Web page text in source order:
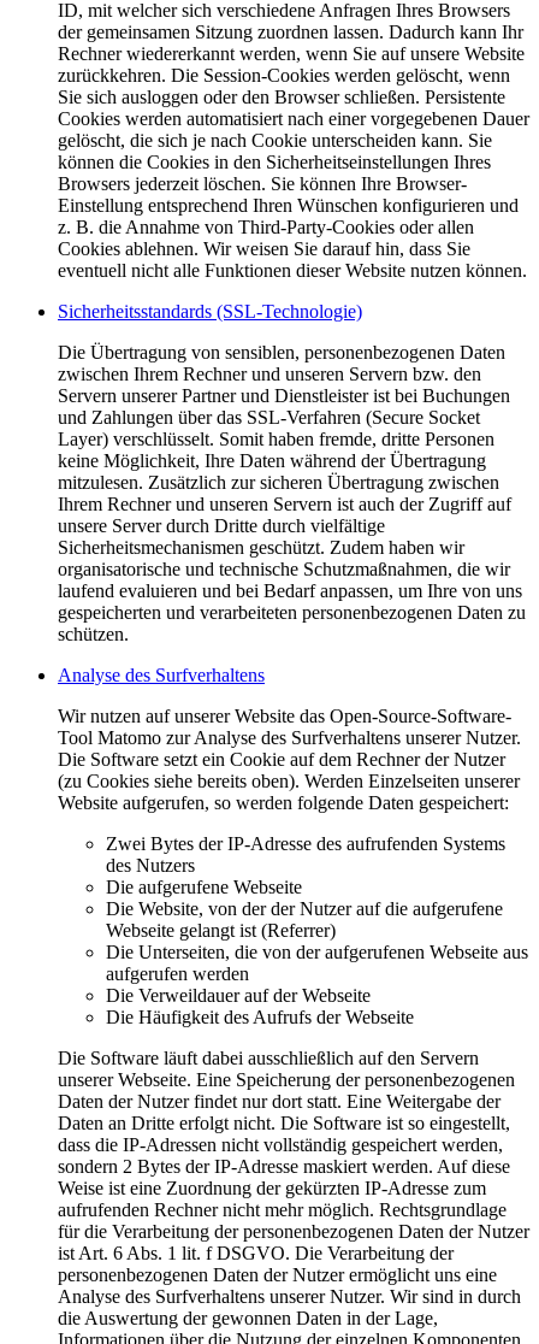
ID, mit welcher sich verschiedene Anfragen Ihres Browsers
der gemeinsamen Sitzung zuordnen lassen. Dadurch kann Ihr
Rechner wiedererkannt werden, wenn Sie auf unsere Website
zurückkehren. Die Session-Cookies werden gelöscht, wenn
Sie sich ausloggen oder den Browser schließen. Persistente
Cookies werden automatisiert nach einer vorgegebenen Dauer
gelöscht, die sich je nach Cookie unterscheiden kann. Sie
können die Cookies in den Sicherheitseinstellungen Ihres
Browsers jederzeit löschen. Sie können Ihre Browser-
Einstellung entsprechend Ihren Wünschen konfigurieren und
z. B. die Annahme von Third-Party-Cookies oder allen
Cookies ablehnen. Wir weisen Sie darauf hin, dass Sie
eventuell nicht alle Funktionen dieser Website nutzen können.
Sicherheitsstandards (SSL-Technologie)
Die Übertragung von sensiblen, personenbezogenen Daten
zwischen Ihrem Rechner und unseren Servern bzw. den
Servern unserer Partner und Dienstleister ist bei Buchungen
und Zahlungen über das SSL-Verfahren (Secure Socket
Layer) verschlüsselt. Somit haben fremde, dritte Personen
keine Möglichkeit, Ihre Daten während der Übertragung
mitzulesen. Zusätzlich zur sicheren Übertragung zwischen
Ihrem Rechner und unseren Servern ist auch der Zugriff auf
unsere Server durch Dritte durch vielfältige
Sicherheitsmechanismen geschützt. Zudem haben wir
organisatorische und technische Schutzmaßnahmen, die wir
laufend evaluieren und bei Bedarf anpassen, um Ihre von uns
gespeicherten und verarbeiteten personenbezogenen Daten zu
schützen.
Analyse des Surfverhaltens
Wir nutzen auf unserer Website das Open-Source-Software-
Tool Matomo zur Analyse des Surfverhaltens unserer Nutzer.
Die Software setzt ein Cookie auf dem Rechner der Nutzer
(zu Cookies siehe bereits oben). Werden Einzelseiten unserer
Website aufgerufen, so werden folgende Daten gespeichert:
Zwei Bytes der IP-Adresse des aufrufenden Systems
des Nutzers
Die aufgerufene Webseite
Die Website, von der der Nutzer auf die aufgerufene
Webseite gelangt ist (Referrer)
Die Unterseiten, die von der aufgerufenen Webseite aus
aufgerufen werden
Die Verweildauer auf der Webseite
Die Häufigkeit des Aufrufs der Webseite
Die Software läuft dabei ausschließlich auf den Servern
unserer Webseite. Eine Speicherung der personenbezogenen
Daten der Nutzer findet nur dort statt. Eine Weitergabe der
Daten an Dritte erfolgt nicht. Die Software ist so eingestellt,
dass die IP-Adressen nicht vollständig gespeichert werden,
sondern 2 Bytes der IP-Adresse maskiert werden. Auf diese
Weise ist eine Zuordnung der gekürzten IP-Adresse zum
aufrufenden Rechner nicht mehr möglich. Rechtsgrundlage
für die Verarbeitung der personenbezogenen Daten der Nutzer
ist Art. 6 Abs. 1 lit. f DSGVO. Die Verarbeitung der
personenbezogenen Daten der Nutzer ermöglicht uns eine
Analyse des Surfverhaltens unserer Nutzer. Wir sind in durch
die Auswertung der gewonnen Daten in der Lage,